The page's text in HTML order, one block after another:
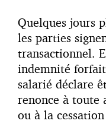
Quelques jours
les parties
transactionnel.
indemnité
salarié déclare
renonce à toute
ou à la